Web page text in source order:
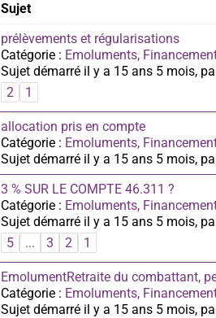
Sujet
prélèvements et régularisations
Catégorie : Emoluments,
Sujet démarré il y a 15 ans 5 mois,
1
2
allocation pris en compte
Catégorie : Emoluments,
Sujet démarré il y a 15 ans 5 mois,
3 % SUR LE COMPTE 46.311 ?
Catégorie : Emoluments,
Sujet démarré il y a 15 ans 5 mois,
1
2
3
...
5
EmolumentRetraite du combattant,
Catégorie : Emoluments,
Sujet démarré il y a 15 ans 5 mois,